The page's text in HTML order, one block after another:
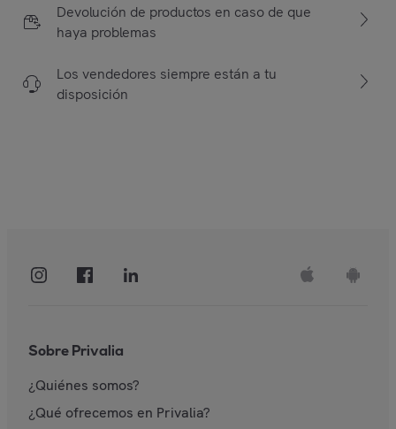
Devolución de productos en caso de que
haya problemas
Los vendedores siempre están a tu
disposición
Sobre Privalia
¿Quiénes somos?
¿Qué ofrecemos en Privalia?